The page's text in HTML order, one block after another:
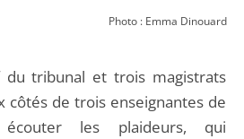
Photo : Emma Dinouard
tribunal et trois magistrats
côtés de trois enseignantes de
écouter les plaideurs, qui